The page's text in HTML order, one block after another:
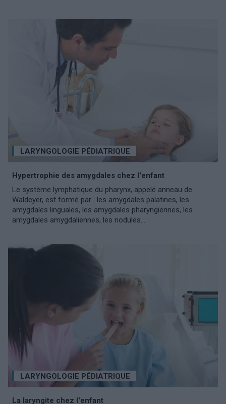
LARYNGOLOGIE PÉDIATRIQUE
Hypertrophie des amygdales chez l'enfant
Le système lymphatique du pharynx, appelé anneau de
Waldeyer, est formé par : les amygdales palatines, les
amygdales linguales, les amygdales pharyngiennes, les
amygdales amygdaliennes, les nodules...
LARYNGOLOGIE PÉDIATRIQUE
La laryngite chez l'enfant